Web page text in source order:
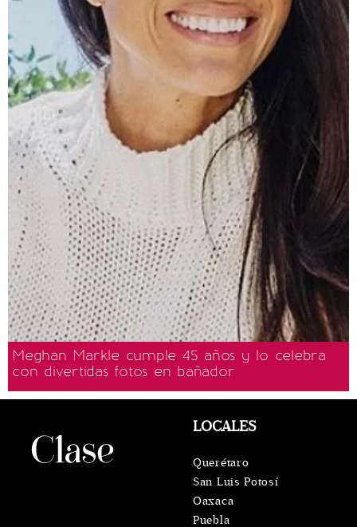
Meghan Markle cumple 45 años y lo celebra
con divertidas fotos en bañador
LOCALES
Querétaro
San Luis Potosí
Oaxaca
Puebla